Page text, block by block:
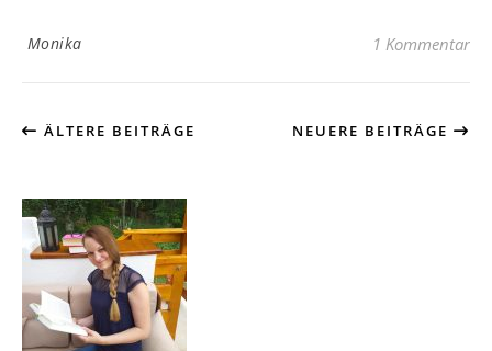
Monika 1 Kommentar
ÄLTERE BEITRÄGE NEUERE BEITRÄGE